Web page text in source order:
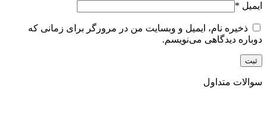
ایمیل *
ذخیره نام، ایمیل و وبسایت من در مرورگر برای زمانی که
دوباره دیدگاهی می‌نویسم.
سوالات متداول